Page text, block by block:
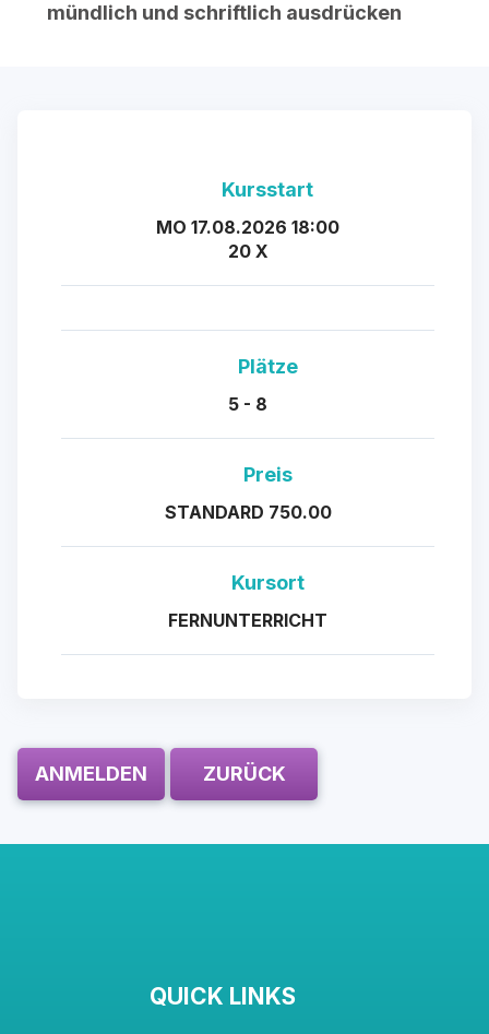
mündlich und schriftlich ausdrücken
Kursstart
MO 17.08.2026 18:00
20 X
Plätze
5 - 8
Preis
STANDARD 750.00
Kursort
FERNUNTERRICHT
ANMELDEN ZURÜCK
QUICK LINKS